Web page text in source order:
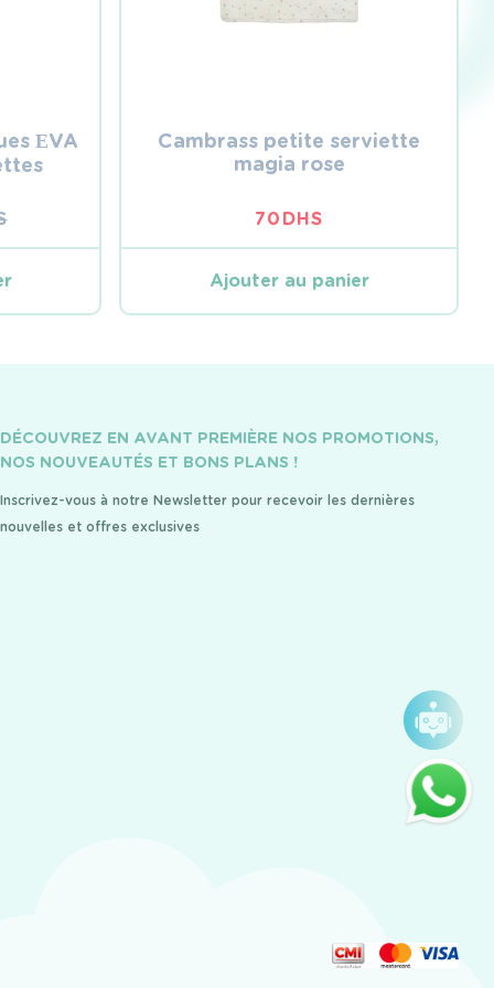
ЕVA
Cambrass petite serviette
magia rose
70 DHS
Ajouter au panier
DÉCOUVREZ EN AVANT PREMIÈRE NOS PROMOTIONS,
NOS NOUVEAUTÉS ET BONS PLANS !
Inscrivez-vous à notre Newsletter pour recevoir les dernières
nouvelles et offres exclusives